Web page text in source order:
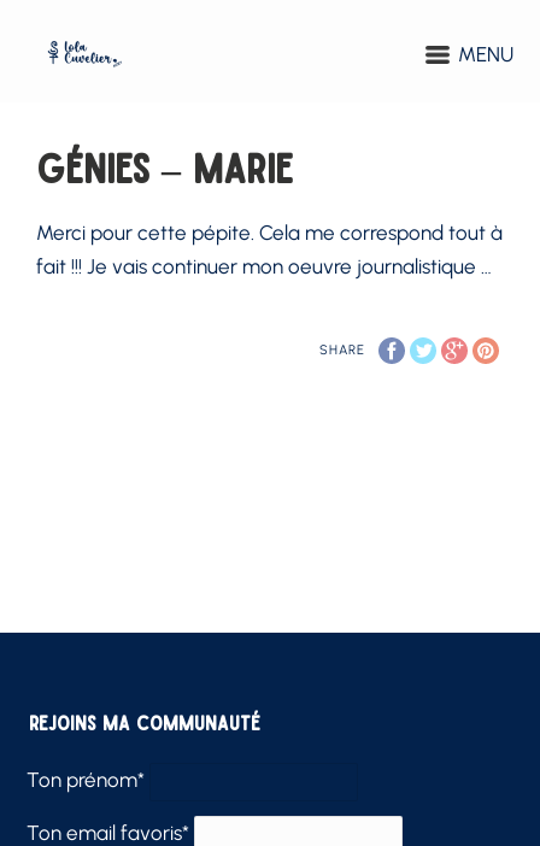
MENU
Génies – Marie
Merci pour cette pépite. Cela me correspond tout à
fait !!! Je vais continuer mon oeuvre journalistique …⁣
SHARE
Rejoins ma communauté
Ton prénom*
Ton email favoris*